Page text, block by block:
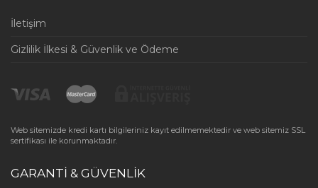
İletişim
Gizlilik İlkesi & Güvenlik ve Ödeme
Web sitemizde kredi kartı bilgileriniz kayıt edilmemektedir ve web sitemiz SSL
sertifikası ile korunmaktadır.
GARANTİ & GÜVENLİK